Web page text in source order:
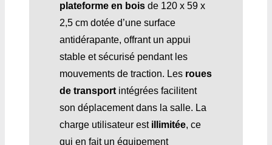
plateforme en boisde 120 x 59 x
2,5 cm dotée d’une surface
antidérapante, offrant un appui
stable et sécurisé pendant les
mouvements de traction. Les roues
de transportintégrées facilitent
son déplacement dans la salle. La
charge utilisateur est illimitée, ce
qui en fait un équipement